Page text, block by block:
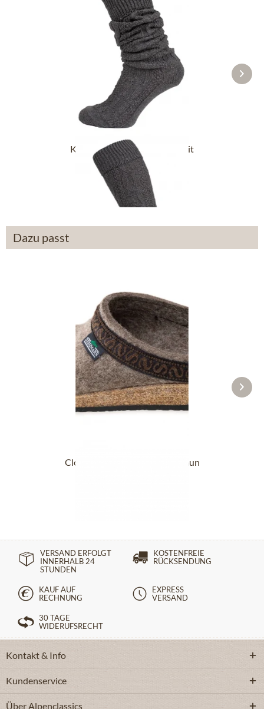
Kniestrümpfe CS556 anthrazit
19,90 €
Dazu passt
Clogpantoffel 17801-8811 braun
VERSAND ERFOLGT
INNERHALB 24
STUNDEN
KOSTENFREIE
RÜCKSENDUNG
KAUF AUF
RECHNUNG
EXPRESS
VERSAND
30 TAGE
WIDERUFSRECHT
Kontakt & Info
Kundenservice
Über Alpenclassics